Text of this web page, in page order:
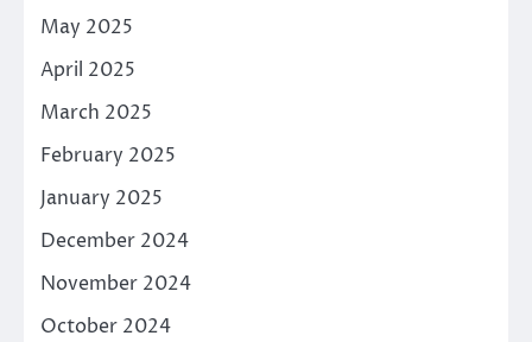
May 2025
April 2025
March 2025
February 2025
January 2025
December 2024
November 2024
October 2024